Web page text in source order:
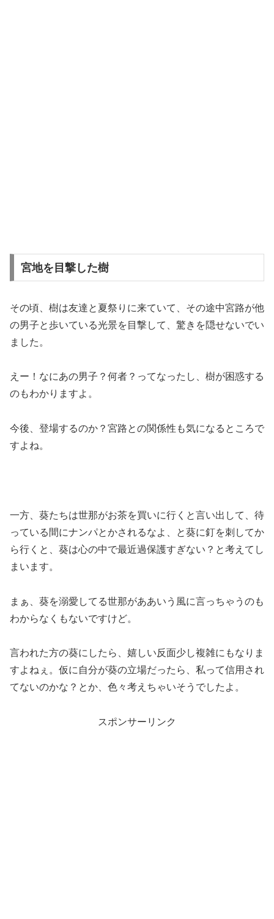
宮地を目撃した樹
その頃、樹は友達と夏祭りに来ていて、その途中宮路が他
の男子と歩いている光景を目撃して、驚きを隠せないでい
ました。
えー！なにあの男子？何者？ってなったし、樹が困惑する
のもわかりますよ。
今後、登場するのか？宮路との関係性も気になるところで
すよね。
一方、葵たちは世那がお茶を買いに行くと言い出して、待
っている間にナンパとかされるなよ、と葵に釘を刺してか
ら行くと、葵は心の中で最近過保護すぎない？と考えてし
まいます。
まぁ、葵を溺愛してる世那がああいう風に言っちゃうのも
わからなくもないですけど。
言われた方の葵にしたら、嬉しい反面少し複雑にもなりま
すよねぇ。仮に自分が葵の立場だったら、私って信用され
てないのかな？とか、色々考えちゃいそうでしたよ。
スポンサーリンク